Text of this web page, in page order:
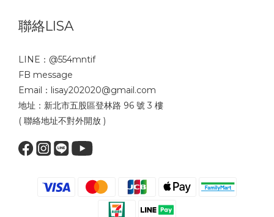
聯絡LISA
LINE： @554mntif
FB message
Email：lisay202020@gmail.com
地址：新北市五股區登林路 96 號 3 樓
( 聯絡地址不對外開放 )